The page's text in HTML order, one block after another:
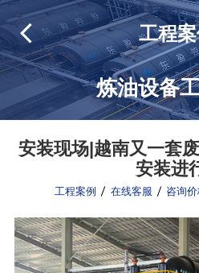
炼油设备
工程
安装现场|越南又一套
安装进
工程案例 在线客服 咨询